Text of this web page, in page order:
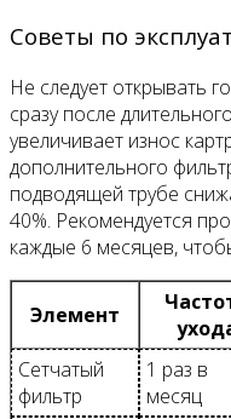
Советы по
Не следует открывать
сразу после
увеличивает износ
дополнительного
подводящей трубе
40%. Рекомендуется
каждые 6 месяцев,
Элемент
Сетчатый
фильтр
1 раз в
месяц